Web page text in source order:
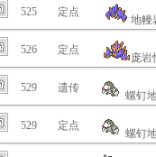
525 定点
地幔
526 定点
庞岩
529 遗传
螺钉
529 定点
螺钉